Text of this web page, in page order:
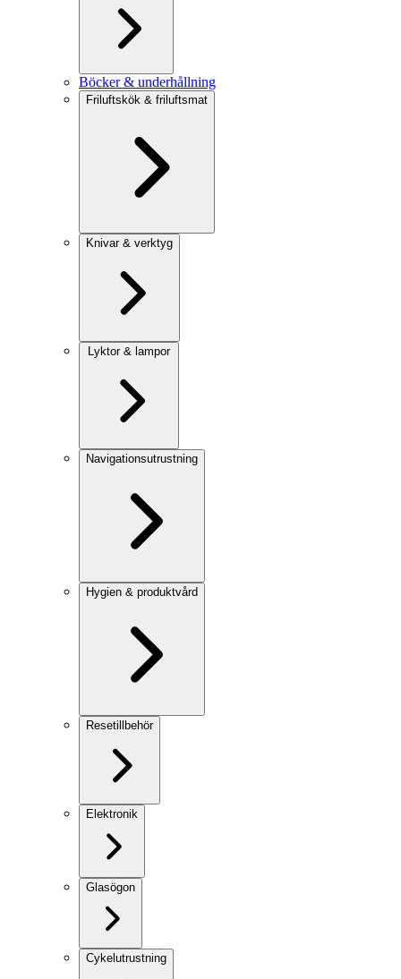
Böcker & underhållning
Friluftskök & friluftsmat
Knivar & verktyg
Lyktor & lampor
Navigationsutrustning
Hygien & produktvård
Resetillbehör
Elektronik
Glasögon
Cykelutrustning